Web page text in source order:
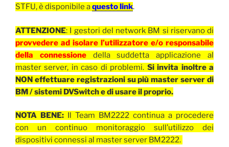
STFU, è disponibile aquesto link.
ATTENZIONE: I gestori del network BM si riservano di
provvedere ad isolare l’utilizzatore e/o responsabile
della connessionedella suddetta applicazione al
master server, in caso di problemi. Si invita inoltre a
NON effettuare registrazioni su più master server di
BM / sistemi DVSwitch e di usare il proprio.
NOTA BENE: Il Team BM2222 continua a procedere
con un continuo monitoraggio sull’utilizzo dei
dispositivi connessi al master server BM2222.